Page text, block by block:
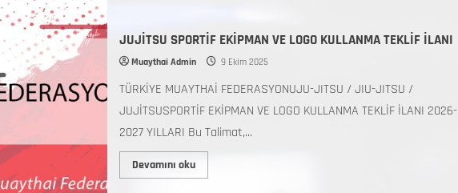
JUJİTSU SPORTİF EKİPMAN VE LOGO KULLANMA TEKLİF İLANI
Muaythai Admin 9 Ekim 2025
TÜRKİYE MUAYTHAİ FEDERASYONUJU-JITSU / JIU-JITSU /
JUJİTSUSPORTİF EKİPMAN VE LOGO KULLANMA TEKLİF İLANI 2026-
2027 YILLARI Bu Talimat,...
Devamını oku